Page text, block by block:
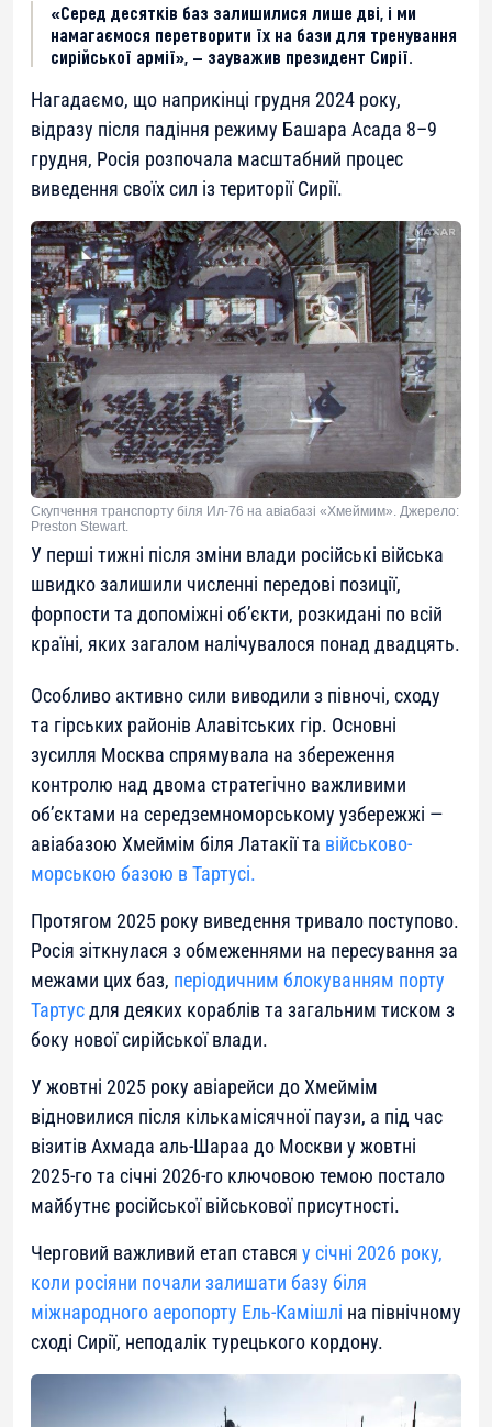
«Серед десятків баз залишилися лише дві, і ми
намагаємося перетворити їх на бази для тренування
сирійської армії», — зауважив президент Сирії.
Нагадаємо, що наприкінці грудня 2024 року,
відразу після падіння режиму Башара Асада 8–9
грудня, Росія розпочала масштабний процес
виведення своїх сил із території Сирії.
Скупчення транспорту біля Ил-76 на авіабазі «Хмеймим». Джерело:
Preston Stewart.
У перші тижні після зміни влади російські війська
швидко залишили численні передові позиції,
форпости та допоміжні об’єкти, розкидані по всій
країні, яких загалом налічувалося понад двадцять.
Особливо активно сили виводили з півночі, сходу
та гірських районів Алавітських гір. Основні
зусилля Москва спрямувала на збереження
контролю над двома стратегічно важливими
об’єктами на середземноморському узбережжі —
авіабазою Хмеймім біля Латакії та військово-
морською базою в Тартусі.
Протягом 2025 року виведення тривало поступово.
Росія зіткнулася з обмеженнями на пересування за
межами цих баз, періодичним блокуванням порту
Тартусдля деяких кораблів та загальним тиском з
боку нової сирійської влади.
У жовтні 2025 року авіарейси до Хмеймім
відновилися після кількамісячної паузи, а під час
візитів Ахмада аль-Шараа до Москви у жовтні
2025-го та січні 2026-го ключовою темою постало
майбутнє російської військової присутності.
Черговий важливий етап стався у січні 2026 року,
коли росіяни почали залишати базу біля
міжнародного аеропорту Ель-Камішлі на північному
сході Сирії, неподалік турецького кордону.